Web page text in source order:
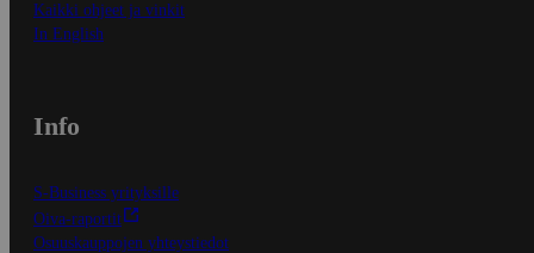
Kaikki ohjeet ja vinkit
In English
Info
S-Business yrityksille
Oiva-raportit
Osuuskauppojen yhteystiedot